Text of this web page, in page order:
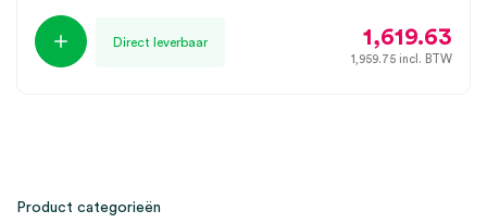
Direct leverbaar 1,619.63
1,959.75 incl. BTW
Product categorieën